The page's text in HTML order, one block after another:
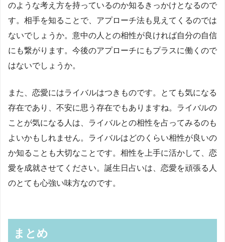
のような考え方を持っているのか知るきっかけとなるので
す。相手を知ることで、アプローチ法も見えてくるのでは
ないでしょうか。意中の人との相性が良ければ自分の自信
にも繋がります。今後のアプローチにもプラスに働くので
はないでしょうか。
また、恋愛にはライバルはつきものです。とても気になる
存在であり、不安に思う存在でもありますね。ライバルの
ことが気になる人は、ライバルとの相性を占ってみるのも
よいかもしれません。ライバルはどのくらい相性が良いの
か知ることも大切なことです。相性を上手に活かして、恋
愛を成就させてください。誕生日占いは、恋愛を頑張る人
のとても心強い味方なのです。
まとめ